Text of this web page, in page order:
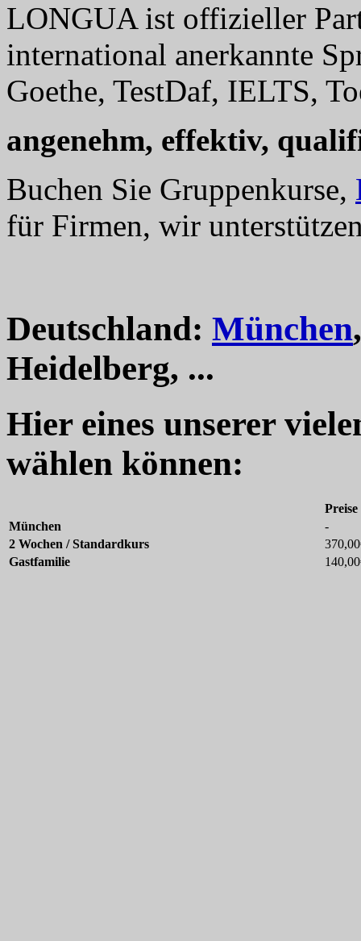
LONGUA ist offizieller
international anerkannte
Goethe, TestDaf, IELTS,
angenehm, effektiv,
Buchen Sie Gruppenkurse,
für Firmen, wir
Deutschland: München
Heidelberg, ...
Hier eines unserer
wählen können:
Preise
München
-
2 Wochen / Standardkurs
Gastfamilie